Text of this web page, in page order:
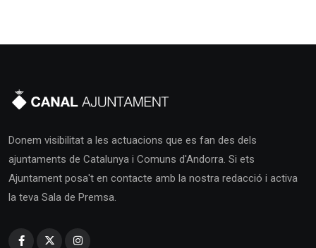
Donem visibilitat a les actuacions que es fan des dels
ajuntaments de Catalunya i Comuns d'Andorra. Si ets
Ajuntament posa't en contacte amb la nostra redacció i activa
la teva Sala de Premsa.